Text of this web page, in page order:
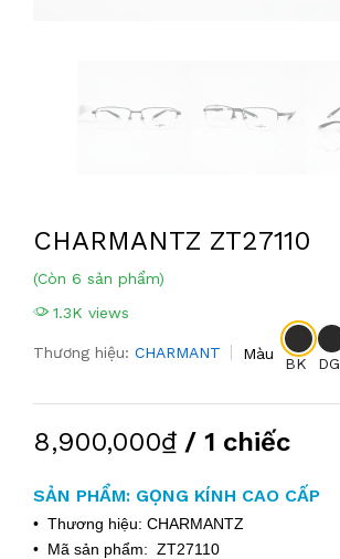
CHARMANTZ ZT27110
(Còn 6 sản phẩm)
1.3K views
Thương hiệu: CHARMANT Màu
BK DG
8,900,000₫ / 1 chiếc
SẢN PHẨM: GỌNG KÍNH CAO CẤP
• Thương hiệu: CHARMANTZ
• Mã sản phẩm: ZT27110